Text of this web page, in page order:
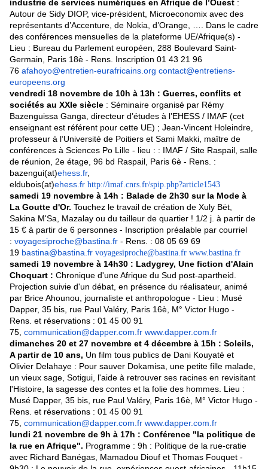
industrie de services numériques en Afrique de l’Ouest :
Autour de Sidy DIOP, vice-président, Microeconomix avec des
représentants d’Accenture, de Nokia, d’Orange, …. Dans le cadre
des conférences mensuelles de la plateforme UE/Afrique(s) -
Lieu : Bureau du Parlement européen, 288 Boulevard Saint-
Germain, Paris 18è - Rens. Inscription 01 43 21 96
76 afahoyo@entretien-eurafricains.org contact@entretiens-
europeens.org
vendredi 18 novembre de 10h à 13h : Guerres, conflits et
sociétés au XXIe siècle : Séminaire organisé par Rémy
Bazenguissa Ganga, directeur d’études à l’EHESS / IMAF (cet
enseignant est référent pour cette UE) ; Jean-Vincent Holeindre,
professeur à l’Université de Poitiers et Sami Makki, maître de
conférences à Sciences Po Lille - lieu : : IMAF / Site Raspail, salle
de réunion, 2e étage, 96 bd Raspail, Paris 6è - Rens. :
bazengui(at)ehess.fr,
eldubois(at)ehess.fr http://imaf.cnrs.fr/spip.php?article1543
samedi 19 novembre à 14h : Balade de 2h30 sur la Mode à
La Goutte d'Or. Touchez le travail de création de Xuly Bët,
Sakina M'Sa, Mazalay ou du tailleur de quartier ! 1/2 j. à partir de
15 € à partir de 6 personnes - Inscription préalable par courriel
: voyagesiproche@bastina.fr - Rens. : 08 05 69 69
19 bastina@bastina.fr voyagesiproche@bastina.fr www.bastina.fr
samedi 19 novembre à 14h30 : Ladygrey, Une fiction d'Alain
Choquart : Chronique d'une Afrique du Sud post-apartheid.
Projection suivie d'un débat, en présence du réalisateur, animé
par Brice Ahounou, journaliste et anthropologue - Lieu : Musé
Dapper, 35 bis, rue Paul Valéry, Paris 16è, M° Victor Hugo -
Rens. et réservations : 01 45 00 91
75, communication@dapper.com.fr www.dapper.com.fr
dimanches 20 et 27 novembre et 4 décembre à 15h : Soleils,
A partir de 10 ans, Un film tous publics de Dani Kouyaté et
Olivier Delahaye : Pour sauver Dokamisa, une petite fille malade,
un vieux sage, Sotigui, l'aide à retrouver ses racines en revisitant
l'Histoire, la sagesse des contes et la folie des hommes. Lieu :
Musé Dapper, 35 bis, rue Paul Valéry, Paris 16è, M° Victor Hugo -
Rens. et réservations : 01 45 00 91
75, communication@dapper.com.fr www.dapper.com.fr
lundi 21 novembre de 9h à 17h : Conférence "la politique de
la rue en Afrique". Programme : 9h : Politique de la rue-cratie
avec Richard Banégas, Mamadou Diouf et Thomas Fouquet -